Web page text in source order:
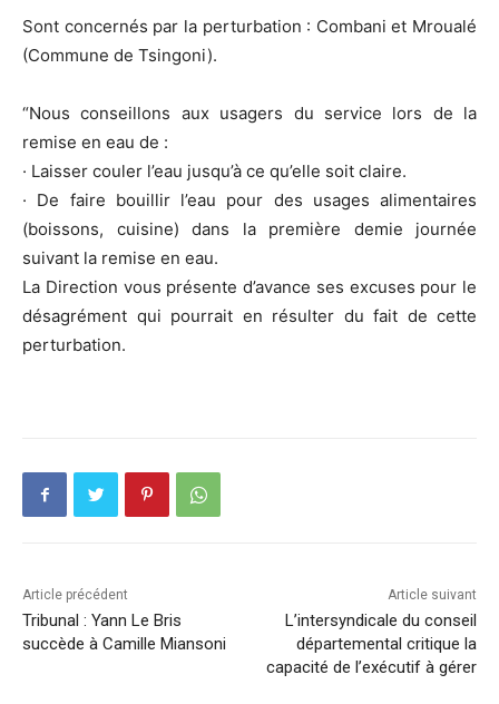
Sont concernés par la perturbation : Combani et Mroualé
(Commune de Tsingoni).
“Nous conseillons aux usagers du service lors de la
remise en eau de :
· Laisser couler l’eau jusqu’à ce qu’elle soit claire.
· De faire bouillir l’eau pour des usages alimentaires
(boissons, cuisine) dans la première demie journée
suivant la remise en eau.
La Direction vous présente d’avance ses excuses pour le
désagrément qui pourrait en résulter du fait de cette
perturbation.
Article précédent
Tribunal : Yann Le Bris
succède à Camille Miansoni
Article suivant
L’intersyndicale du conseil
départemental critique la
capacité de l’exécutif à gérer